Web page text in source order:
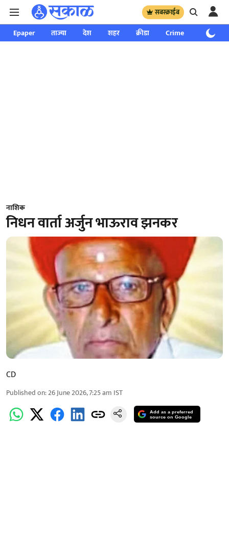
सबस्क्राईब
Epaper ताज्या देश शहर क्रीडा Crime साप्ताहिक
नाशिक
निधन वार्ता अर्जुन भाऊराव झनकर
CD
Published on:26 June 2026, 7:25 am IST
Add as a preferred
source on Google